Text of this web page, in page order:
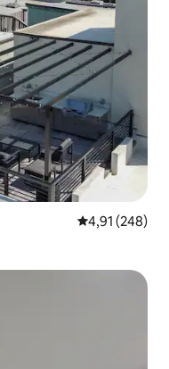
Prosječna
4,91 (248)